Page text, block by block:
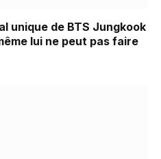
unique de BTS Jungkook
lui ne peut pas faire